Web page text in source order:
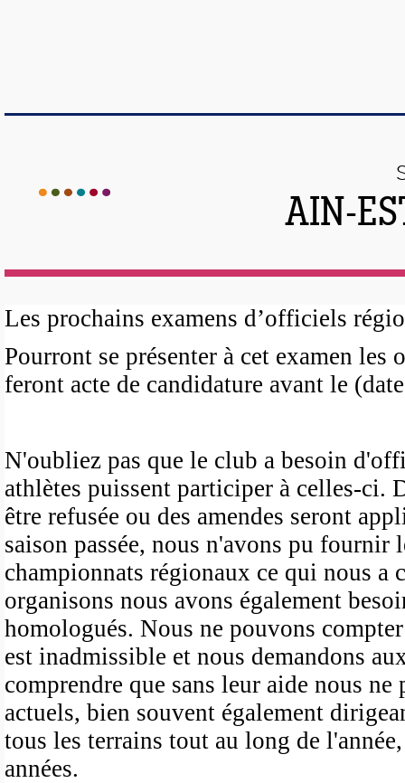
AIN-
Les prochains examens d’officiels
Pourront se présenter à cet examen
feront acte de candidature avant le
N'oubliez pas que le club a besoin
athlètes puissent participer à celles-ci.
être refusée ou des amendes seront
saison passée, nous n'avons pu fournir
championnats régionaux ce qui nous a
organisons nous avons également
homologués. Nous ne pouvons
est inadmissible et nous demandons
comprendre que sans leur aide nous
actuels, bien souvent également
tous les terrains tout au long de
années.